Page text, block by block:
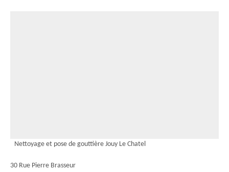
Nettoyage et pose de gouttière Jouy Le Chatel
30 Rue Pierre Brasseur